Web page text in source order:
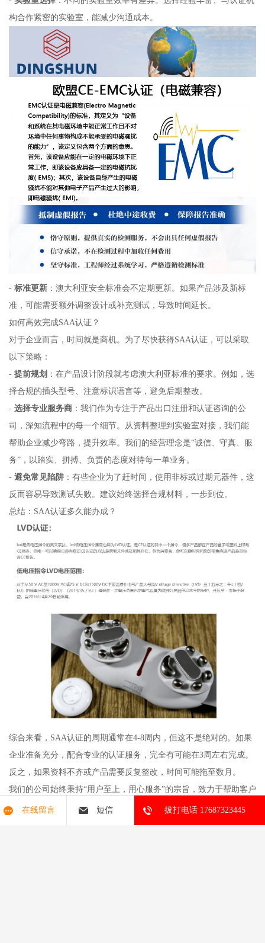
构合作紧密的实验室，能减少沟通成本。
- 标准更新：澳大利亚安全标准会不定期更新。如果产品涉及新标
准，可能需要额外调整设计或补充测试，导致时间延长。
如何高效完成SAA认证？
对于企业而言，时间就是商机。为了尽快获得SAA认证，可以采取
以下策略：
- 提前规划 ：在产品设计阶段就考虑澳大利亚标准的要求。例如，选
择合规的插头型号、注意标识语言等，避免后期整改。
- 选择专业服务商：我们作为专注于产品出口注册和认证咨询的公
司，深知流程中的每一个细节。从资料整理到实验室对接，我们能
帮助企业减少弯路，提升效率。我们的经营理念是“诚信、守真、服
务”，以踏实、拼搏、负责的态度对待每一单业务。
- 避免常见陷阱：有些企业为了赶时间，使用非标或过期元器件，这
反而容易导致测试失败。建议始终选择合规材料，一步到位。
总结：SAA认证多久能办成？
综合来看，SAA认证的周期通常在4-8周内，但这不是绝对的。如果
企业准备充分，配合专业的认证服务，完全有可能在3周左右完成。
反之，如果资料不齐或产品需要反复整改，时间可能拖至数月。
我们的公司始终秉持“用户至上，用心服务”的宗旨，致力于帮助客户
顺利跨越产品出口的认证门槛。无论是SAA认证，还是FDA食品注
册、美国URN号码注册等，我们都能提供一站式咨询服务。如果您
在线留言 短信 拔打电话 17687323445